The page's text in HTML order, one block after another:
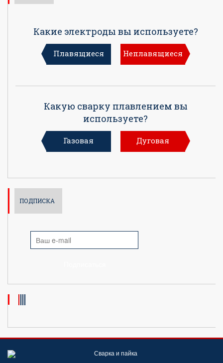
Какие электроды вы используете?
Плавящиеся Неплавящиеся
Какую сварку плавлением вы
используете?
Газовая Дуговая
ПОДПИСКА